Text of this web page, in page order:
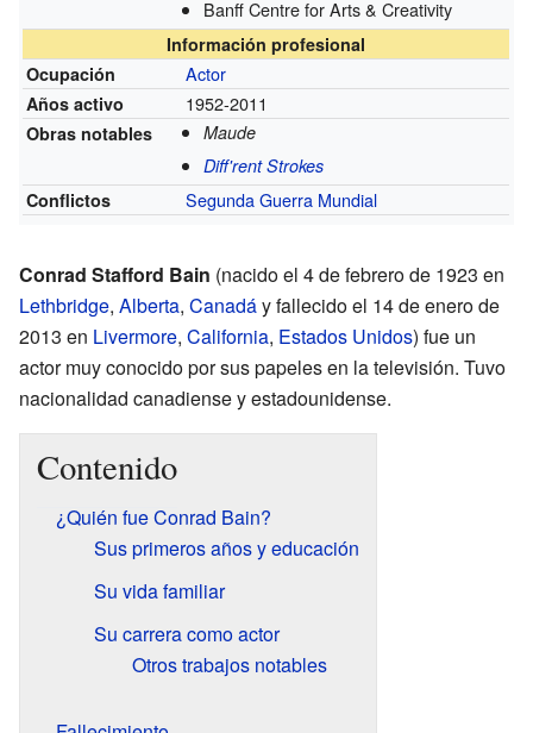
Banff Centre for Arts & Creativity
Información profesional
Ocupación
Actor
Años activo 1952-2011
Obras notables
Maude
Diff'rent Strokes
Conflictos
Segunda Guerra Mundial
Conrad Stafford Bain (nacido el 4 de febrero de 1923 en
Lethbridge, Alberta, Canadáy fallecido el 14 de enero de
2013 en Livermore, California, Estados Unidos) fue un
actor muy conocido por sus papeles en la televisión. Tuvo
nacionalidad canadiense y estadounidense.
Contenido
¿Quién fue Conrad Bain?
Sus primeros años y educación
Su vida familiar
Su carrera como actor
Otros trabajos notables